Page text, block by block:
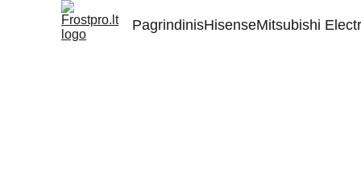
PagrindinisHisenseMitsubishi